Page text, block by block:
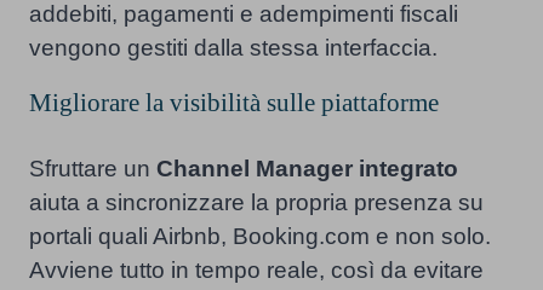
addebiti, pagamenti e adempimenti fiscali
vengono gestiti dalla stessa interfaccia.
Migliorare la visibilità sulle piattaforme
Sfruttare un Channel Manager integrato
aiuta a sincronizzare la propria presenza su
portali quali Airbnb, Booking.com e non solo.
Avviene tutto in tempo reale, così da evitare